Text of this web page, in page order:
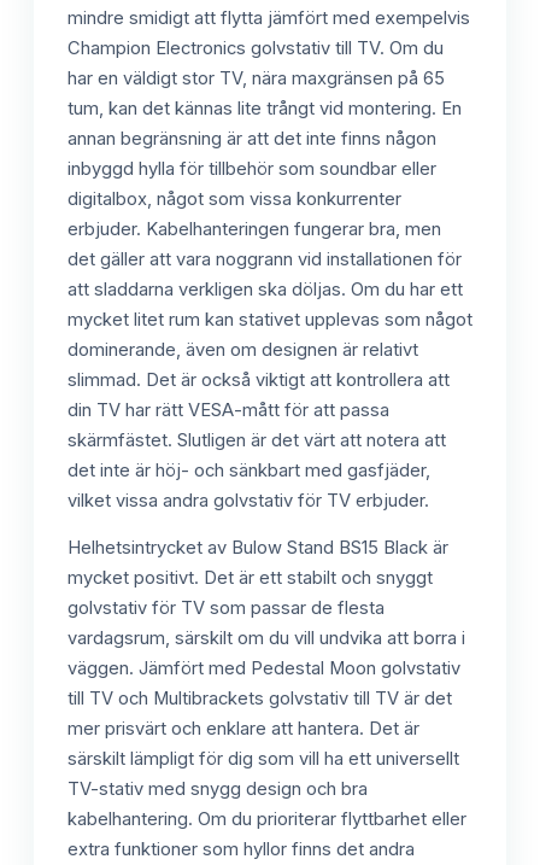
mindre smidigt att flytta jämfört med exempelvis
Champion Electronics golvstativ till TV. Om du
har en väldigt stor TV, nära maxgränsen på 65
tum, kan det kännas lite trångt vid montering. En
annan begränsning är att det inte finns någon
inbyggd hylla för tillbehör som soundbar eller
digitalbox, något som vissa konkurrenter
erbjuder. Kabelhanteringen fungerar bra, men
det gäller att vara noggrann vid installationen för
att sladdarna verkligen ska döljas. Om du har ett
mycket litet rum kan stativet upplevas som något
dominerande, även om designen är relativt
slimmad. Det är också viktigt att kontrollera att
din TV har rätt VESA-mått för att passa
skärmfästet. Slutligen är det värt att notera att
det inte är höj- och sänkbart med gasfjäder,
vilket vissa andra golvstativ för TV erbjuder.
Helhetsintrycket av Bulow Stand BS15 Black är
mycket positivt. Det är ett stabilt och snyggt
golvstativ för TV som passar de flesta
vardagsrum, särskilt om du vill undvika att borra i
väggen. Jämfört med Pedestal Moon golvstativ
till TV och Multibrackets golvstativ till TV är det
mer prisvärt och enklare att hantera. Det är
särskilt lämpligt för dig som vill ha ett universellt
TV-stativ med snygg design och bra
kabelhantering. Om du prioriterar flyttbarhet eller
extra funktioner som hyllor finns det andra